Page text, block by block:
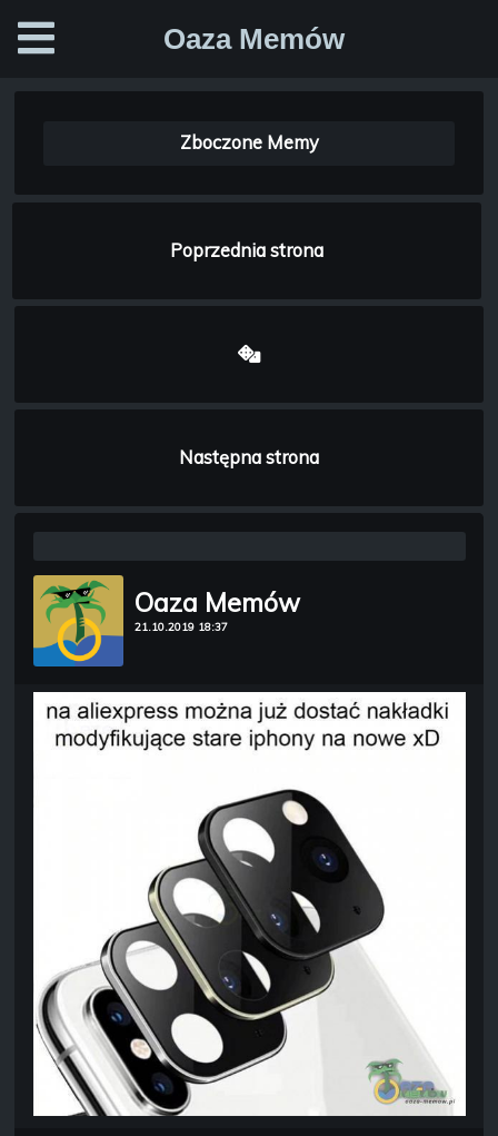
Oaza Memów
Zboczone Memy
Poprzednia strona
Następna strona
Oaza Memów
21.10.2019 18:37